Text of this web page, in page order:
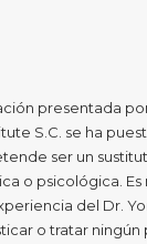
presentada
S.C. se ha
ser un
o psicológica.
del Dr.
o tratar